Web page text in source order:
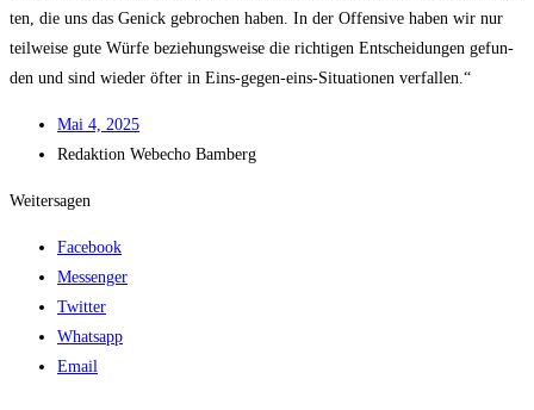
ten, die uns das Genick gebro­chen haben. In der Offen­si­ve haben wir nur
teil­wei­se gute Wür­fe bezie­hungs­wei­se die rich­ti­gen Ent­schei­dun­gen gefun­
den und sind wie­der öfter in Eins-gegen-eins-Situa­tio­nen verfallen.“
Mai 4, 2025
Redak­ti­on Web­echo Bamberg
Weitersagen
Facebook
Messenger
Twitter
Whatsapp
Email